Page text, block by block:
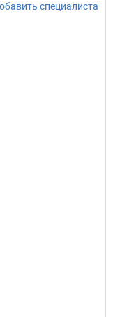
специалиста